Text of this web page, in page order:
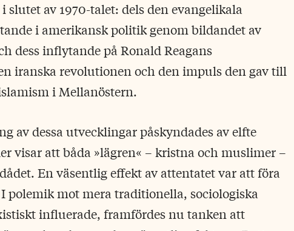
slutet av 1970-talet: dels den evangelikala
i amerikansk politik genom bildandet av
dess inflytande på Ronald Reagans
iranska revolutionen och den impuls den gav till
i Mellanöstern.
av dessa utvecklingar påskyndades av elfte
visar att båda »lägren« – kristna och muslimer –
En väsentlig effekt av attentatet var att föra
polemik mot mera traditionella, sociologiska
influerade, framfördes nu tanken att